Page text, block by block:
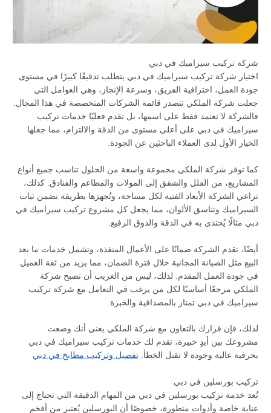
شركة تركيب سيراميك في دبي
اختيار شركة تركيب سيراميك في دبي يتطلب تدقيقًا كبيرًا في مستوى
جودة العمل، احترافية الفريق، وسرعة الإنجاز، وهي العوامل التي
جعلت شركة الملكي تتصدر قائمة الشركات المتخصصة في هذا المجال.
فالشركة لا تعتمد فقط على اسمها، بل تقدم فعليًا خدمات تركيب
سيراميك في دبي على أعلى مستوى من الدقة والالتزام، مما جعلها
الخيار الأول لدى العملاء الباحثين عن الجودة.
كما توفر شركة الملكي مجموعة واسعة من الحلول تناسب جميع أنواع
المشاريع، من الفلل والشقق إلى المولات والمطاعم والفنادق. كذلك،
تراعي الشركة الأبعاد الفنية لكل مساحة، وتُجهزها بطريقة تضمن ثبات
السيراميك وتناسق الألوان، مما يجعل كل مشروع تركيب سيراميك في
دبي مثالًا يُحتذى به في الدقة والذوق الرفيع.
أيضًا، تقدم الشركة ضمانًا على الأعمال المنفذة، وتشمل خدمات ما بعد
البيع مثل الصيانة المجانية خلال فترة الضمان، مما يزيد من ثقة العميل
في جودة العمل المقدم. لذلك، ليس من الغريب أن تصبح شركة
الملكي مرجعًا أساسيًا لكل من يرغب في التعامل مع شركة تركيب
سيراميك في دبي تمتاز بالمصداقية والخبرة.
لذلك، فإن قرارك بالتعاون مع شركة الملكي يعني أنك وضعت
مشروعك بين أيدٍ خبيرة، تقدم لك خدمات تركيب سيراميك في دبي
بحرفية عالية وجودة لا تقبل الخطأ.تفصيل وتركيب مطابخ في دبي
تركيب بورسلين في دبي
تُعد خدمة تركيب بورسلين في دبي من المهام الدقيقة التي تحتاج إلى
عناية خاصة وأدوات متطورة، خصوصًا أن البورسلين يُعتبر من أفخم